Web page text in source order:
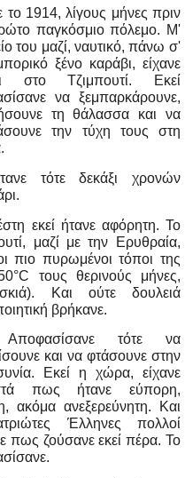
το 1914, λίγους μήνες πριν
παγκόσμιο πόλεμο. Μ'
του μαζί, ναυτικό, πάνω σ'
ξένο καράβι, είχανε
στο Τζιμπουτί. Εκεί
να ξεμπαρκάρουνε,
τη θάλασσα και να
την τύχη τους στη
τότε δεκάξι χρονών
εκεί ήτανε αφόρητη. Το
μαζί με την Ερυθραία,
πιο πυρωμένοι τόποι της
τους θερινούς μήνες,
Και ούτε δουλειά
βρήκανε.
τότε να
και να φτάσουνε στην
Εκεί η χώρα, είχανε
πως ήτανε εύπορη,
ακόμα ανεξερεύνητη. Και
Έλληνες πολλοί
πως ζούσανε εκεί πέρα. Το